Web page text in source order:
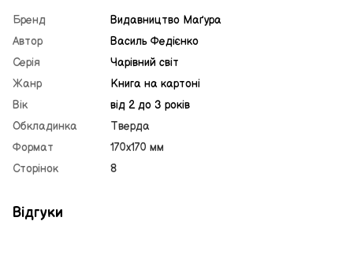
Бренд
Видавництво Маґура
Автор
Василь Федієнко
Серія
Чарівний світ
Жанр
Книга на картоні
Вік
від 2 до 3 років
Обкладинка
Тверда
Формат
170х170 мм
Сторінок
8
Відгуки